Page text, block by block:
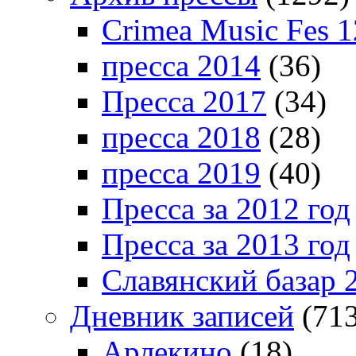
Crimea Music Fes
пресса 2014 (36)
Пресса 2017 (34)
пресса 2018 (28)
пресса 2019 (40)
Пресса за 2012 год
Пресса за 2013 год
Славянский базар
Дневник записей